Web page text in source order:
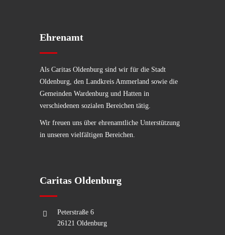
Ehrenamt
Als Caritas Oldenburg sind wir für die Stadt
Oldenburg, den Landkreis Ammerland sowie die
Gemeinden Wardenburg und Hatten in
verschiedenen sozialen Bereichen tätig.
Wir freuen uns über ehrenamtliche Unterstützung
in unseren vielfältigen Bereichen.
Caritas Oldenburg
Peterstraße 6
26121 Oldenburg